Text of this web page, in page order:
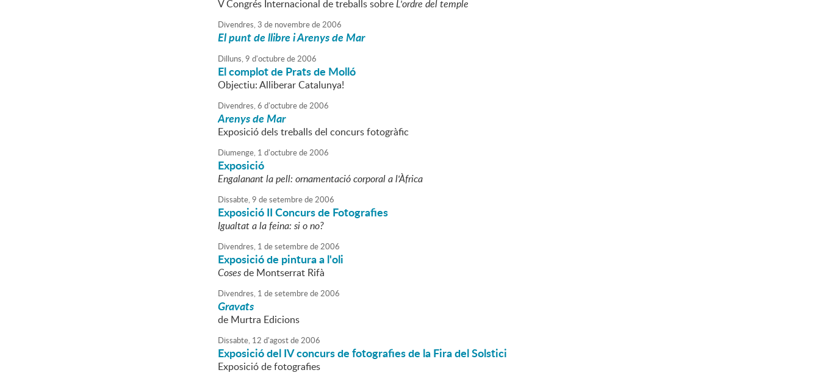
V Congrés Internacional de treballs sobreL'ordre del temple
Divendres,3 de novembrede2006
El punt de llibre i Arenys de Mar
Dilluns,9 d'octubrede2006
El complot de Prats de Molló
Objectiu: Alliberar Catalunya!
Divendres,6 d'octubrede2006
Arenys de Mar
Exposició dels treballs del concurs fotogràfic
Diumenge, 1 d'octubrede2006
Exposició
Engalanant la pell: ornamentació corporal a l'Àfrica
Dissabte,9 desetembrede2006
Exposició II Concurs de Fotografies
Igualtat a la feina: si o no?
Divendres, 1 desetembrede2006
Exposició de pintura a l'oli
Cosesde Montserrat Rifà
Divendres, 1 desetembrede2006
Gravats
de Murtra Edicions
Dissabte, 12 d'agostde2006
Exposició del IV concurs de fotografies de la Fira del Solstici
Exposició de fotografies